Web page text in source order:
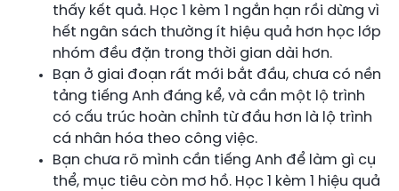
thấy kết quả. Học 1 kèm 1 ngắn hạn rồi dừng vì
hết ngân sách thường ít hiệu quả hơn học lớp
nhóm đều đặn trong thời gian dài hơn.
Bạn ở giai đoạn rất mới bắt đầu, chưa có nền
tảng tiếng Anh đáng kể, và cần một lộ trình
có cấu trúc hoàn chỉnh từ đầu hơn là lộ trình
cá nhân hóa theo công việc.
Bạn chưa rõ mình cần tiếng Anh để làm gì cụ
thể, mục tiêu còn mơ hồ. Học 1 kèm 1 hiệu quả